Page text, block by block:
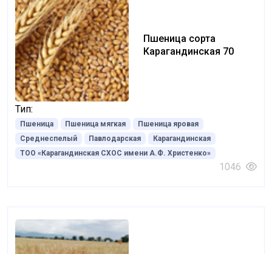
Пшеница сорта
Карагандинская 70
Тип:
Пшеница Пшеница мягкая
Пшеница яровая
Среднеспелый
Павлодарская
Карагандинская
ТОО «Карагандинская СХОС имени А.Ф. Христенко»
1046